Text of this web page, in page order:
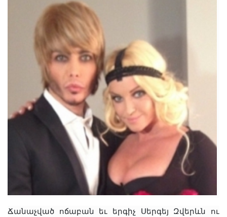
Ճանաչված ոճաբան եւ երգիչ Սերգեյ Զվերևն ու